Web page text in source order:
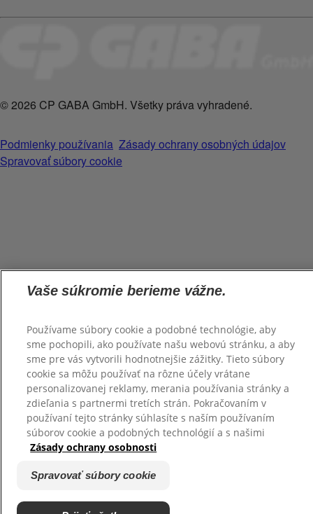
© 2026 CP GABA GmbH. Všetky práva vyhradené.
Podmienky používania Zásady ochrany osobných údajov
Spravovať súbory cookie
Vaše súkromie berieme vážne.
Používame súbory cookie a podobné technológie, aby
sme pochopili, ako používate našu webovú stránku, a aby
sme pre vás vytvorili hodnotnejšie zážitky. Tieto súbory
cookie sa môžu používať na rôzne účely vrátane
personalizovanej reklamy, merania používania stránky a
zdieľania s partnermi tretích strán. Pokračovaním v
používaní tejto stránky súhlasíte s naším používaním
súborov cookie a podobných technológií a s našimi
Zásady ochrany osobnosti
Spravovať súbory cookie